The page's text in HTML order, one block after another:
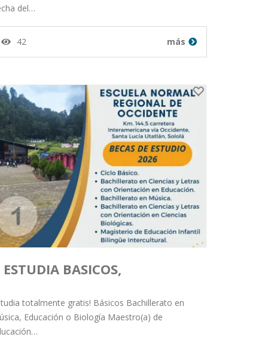
milian desde Departamento
de Guatemala en 15-01-26
del…
42 más
ESTUDIA BASICOS,
BACHILLERATO Y MAGISTERIO
totalmente gratis! Básicos Bachillerato en
Educación o Biología Maestro(a) de